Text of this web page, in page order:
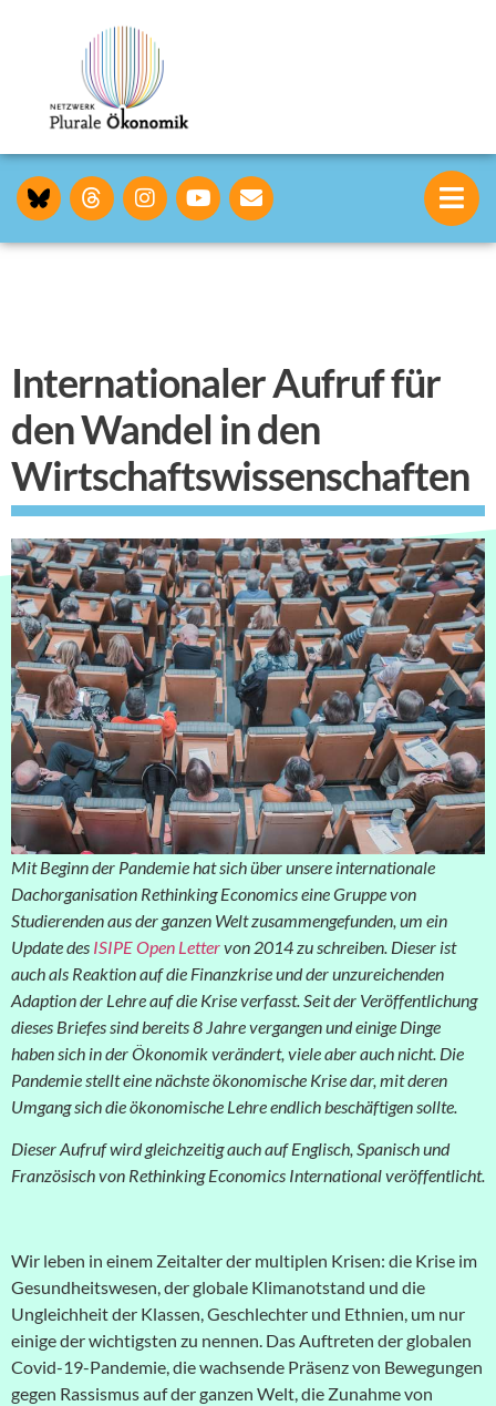
Internationaler Aufruf für
den Wandel in den
Wirtschafts­wissenschaften
Mit Beginn der Pandemie hat sich über unsere internationale
Dachorganisation Rethinking Economics eine Gruppe von
Studierenden aus der ganzen Welt zusammengefunden, um ein
Update des ISIPE Open Lettervon 2014 zu schreiben. Dieser ist
auch als Reaktion auf die Finanzkrise und der unzureichenden
Adaption der Lehre auf die Krise verfasst. Seit der Veröffentlichung
dieses Briefes sind bereits 8 Jahre vergangen und einige Dinge
haben sich in der Ökonomik verändert, viele aber auch nicht. Die
Pandemie stellt eine nächste ökonomische Krise dar, mit deren
Umgang sich die ökonomische Lehre endlich beschäftigen sollte.
Dieser Aufruf wird gleichzeitig auch auf Englisch, Spanisch und
Französisch von Rethinking Economics International veröffentlicht.
Wir leben in einem Zeitalter der multiplen Krisen: die Krise im
Gesundheitswesen, der globale Klimanotstand und die
Ungleichheit der Klassen, Geschlechter und Ethnien, um nur
einige der wichtigsten zu nennen. Das Auftreten der globalen
Covid-19-Pandemie, die wachsende Präsenz von Bewegungen
gegen Rassismus auf der ganzen Welt, die Zunahme von